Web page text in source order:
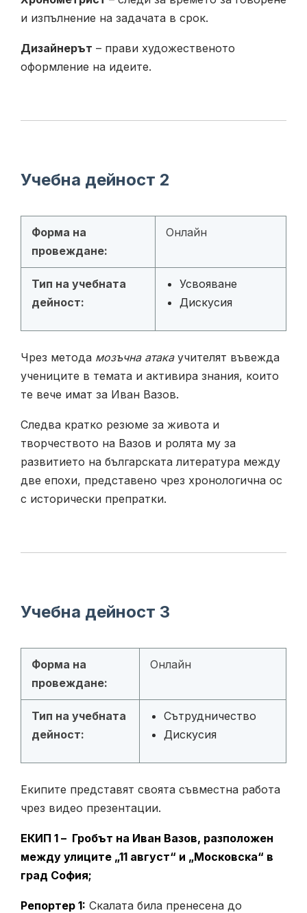
и изпълнение на задачата в срок.
Дизайнерът – прави художественото
оформление на идеите.
Учебна дейност 2
Форма на
провеждане:
Онлайн
Тип на учебната
дейност:
Усвояване
Дискусия
Чрез метода мозъчна атакаучителят въвежда
учениците в темата и активира знания, които
те вече имат за Иван Вазов.
Следва кратко резюме за живота и
творчеството на Вазов и ролята му за
развитието на българската литература между
две епохи, представено чрез хронологична ос
с исторически препратки.
Учебна дейност 3
Форма на
провеждане:
Онлайн
Тип на учебната
дейност:
Сътрудничество
Дискусия
Екипите представят своята съвместна работа
чрез видео презентации.
ЕКИП 1 – Гробът на Иван Вазов, разположен
между улиците „11 август“ и „Московска“ в
град София;
Репортер 1: Скалата била пренесена до